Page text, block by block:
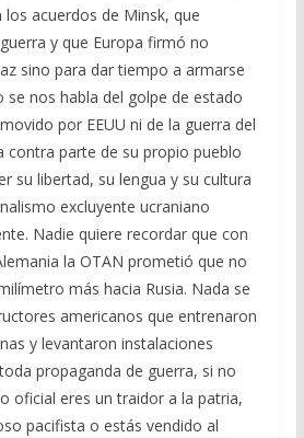
acuerdos de Minsk, que
y que Europa firmó no
sino para dar tiempo a armarse
se nos habla del golpe de estado
por EEUU ni de la guerra del
contra parte de su propio pueblo
su libertad, su lengua y su cultura
excluyente ucraniano
Nadie quiere recordar que con
la OTAN prometió que no
más hacia Rusia. Nada se
americanos que entrenaron
y levantaron instalaciones
propaganda de guerra, si no
oficial eres un traidor a la patria,
pacifista o estás vendido al